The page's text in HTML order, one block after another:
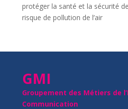
protéger la santé et la sécurité
risque de pollution de l’air
GMI
Groupement des Métiers de
Communication